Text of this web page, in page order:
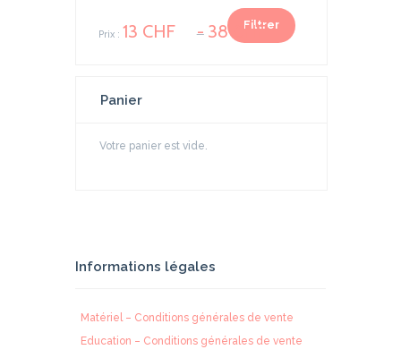
Filtrer
Prix : 13 CHF — 38 CHF
Panier
Votre panier est vide.
Informations légales
Matériel – Conditions générales de vente
Education – Conditions générales de vente